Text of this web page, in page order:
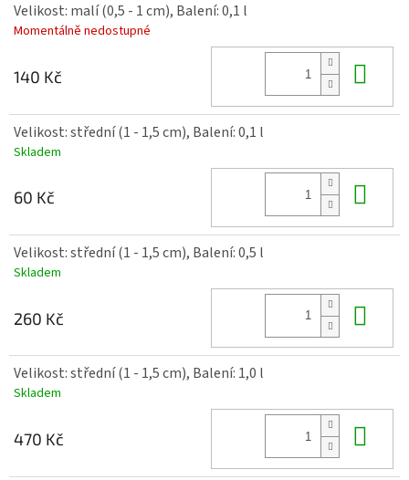
Velikost: malí (0,5 - 1 cm), Balení: 0,1 l
Momentálně nedostupné
140 Kč
Velikost: střední (1 - 1,5 cm), Balení: 0,1 l
Skladem
60 Kč
Velikost: střední (1 - 1,5 cm), Balení: 0,5 l
Skladem
260 Kč
Velikost: střední (1 - 1,5 cm), Balení: 1,0 l
Skladem
470 Kč